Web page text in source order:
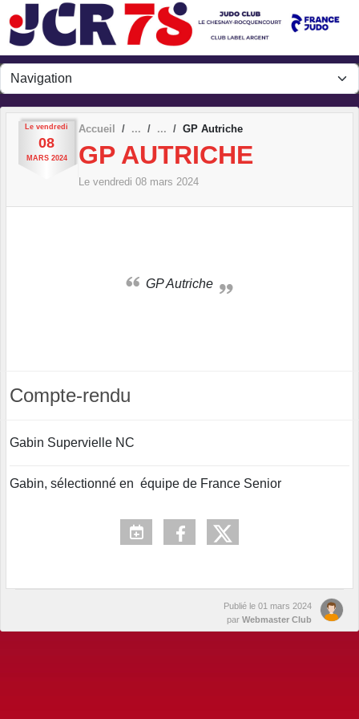
Le vendredi
08
MARS 2024
Accueil GP Autriche
GP AUTRICHE
Le vendredi 08 mars 2024
GP Autriche
Compte-rendu
Gabin Supervielle NC
Gabin, sélectionné en équipe de France Senior
Publié le 01 mars 2024
par Webmaster Club
Panneau de gestion des cookies